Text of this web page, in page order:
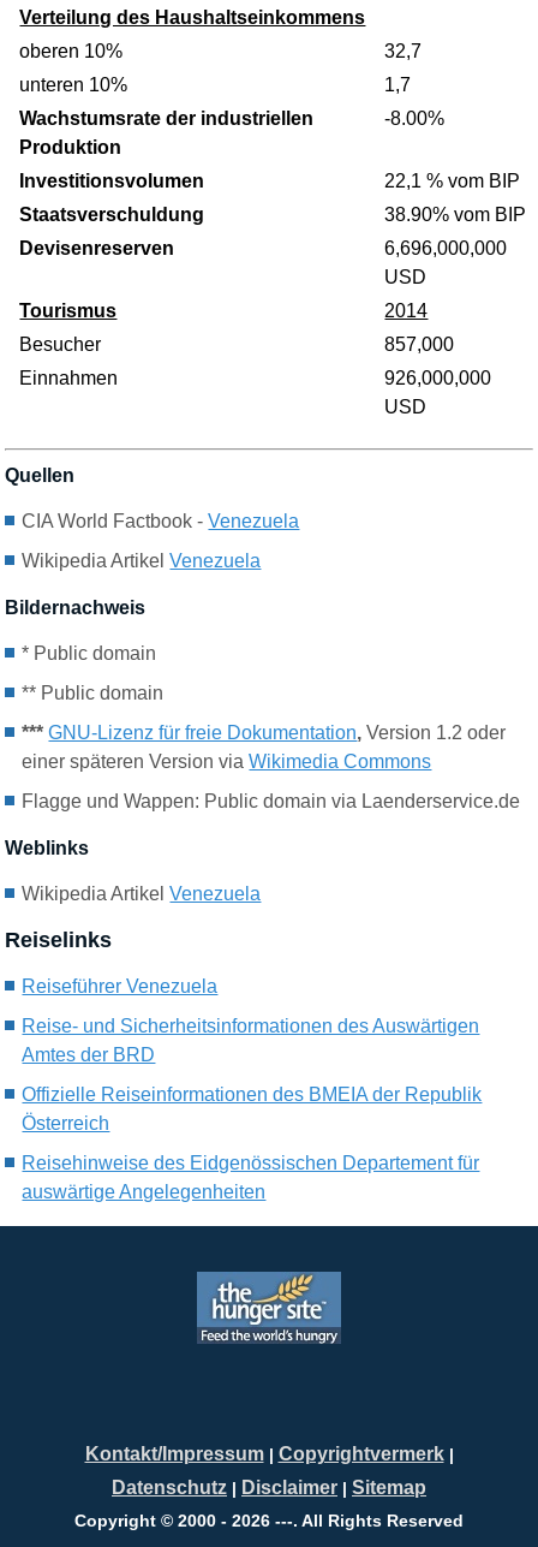
Verteilung des Haushaltseinkommens
oberen 10%
32,7
unteren 10%
1,7
Wachstumsrate der industriellen
Produktion
-8.00%
Investitionsvolumen
22,1 % vom BIP
Staatsverschuldung
38.90% vom BIP
Devisenreserven
6,696,000,000
USD
Tourismus
2014
Besucher
857,000
Einnahmen
926,000,000
USD
Quellen
CIA World Factbook -Venezuela
Wikipedia ArtikelVenezuela
Bildernachweis
* Public domain
** Public domain
***GNU-Lizenz für freie Dokumentation, Version 1.2 oder
einer späteren Version viaWikimedia Commons
Flagge und Wappen: Public domain via Laenderservice.de
Weblinks
Wikipedia ArtikelVenezuela
Reiselinks
Reiseführer Venezuela
Reise- und Sicherheitsinformationen des Auswärtigen
Amtes der BRD
Offizielle Reiseinformationen des BMEIA der Republik
Österreich
Reisehinweise des Eidgenössischen Departement für
auswärtige Angelegenheiten
Kontakt/Impressum| Copyrightvermerk|
Datenschutz | Disclaimer | Sitemap
Copyright © 2000 - 2026 ---. All Rights Reserved